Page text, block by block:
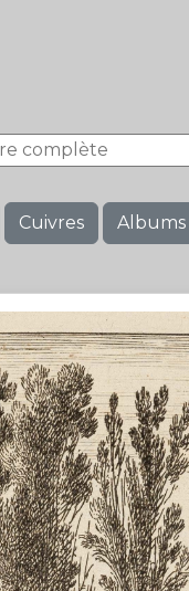
Cuivres Albums